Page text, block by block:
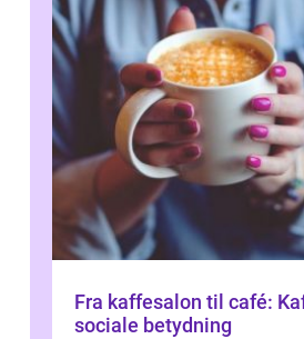
Fra kaffesalon til café:
sociale betydning